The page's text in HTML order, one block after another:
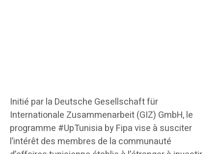
Initié par la Deutsche Gesellschaft für
Internationale Zusammenarbeit (GIZ) GmbH, le
programme #UpTunisia by Fipa vise à susciter
l’intérêt des membres de la communauté